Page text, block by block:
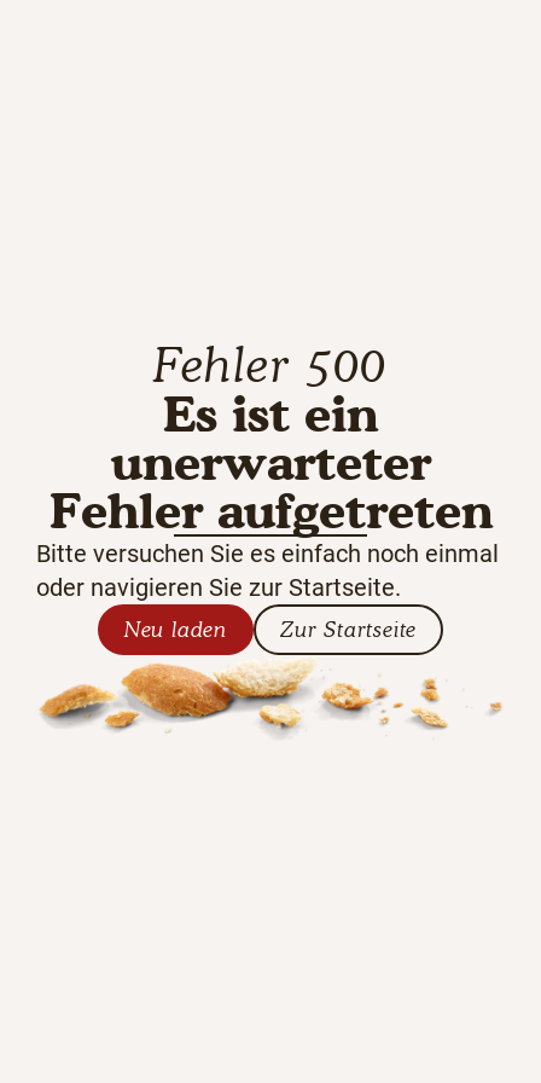
Fehler 500
Es ist ein
unerwarteter
Fehler aufgetreten
Bitte versuchen Sie es einfach noch einmal
oder navigieren Sie zur Startseite.
Neu laden Zur Startseite